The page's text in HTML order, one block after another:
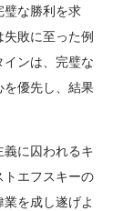
璧な勝利を求
敗に至った例
ンは、完璧な
優先し、結果
に囚われるキ
トエフスキーの
を成し遂げよ